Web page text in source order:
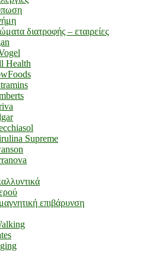
διατροφής – εταιρείες
Health
Supreme
επιβάρυνση